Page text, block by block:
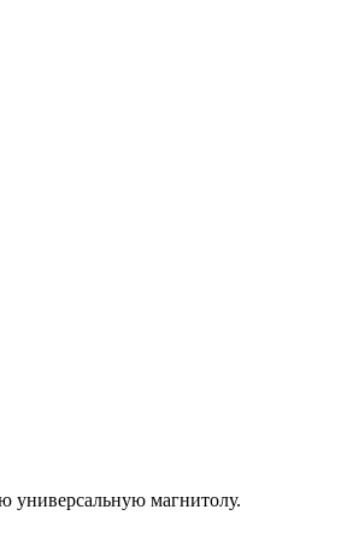
универсальную магнитолу.